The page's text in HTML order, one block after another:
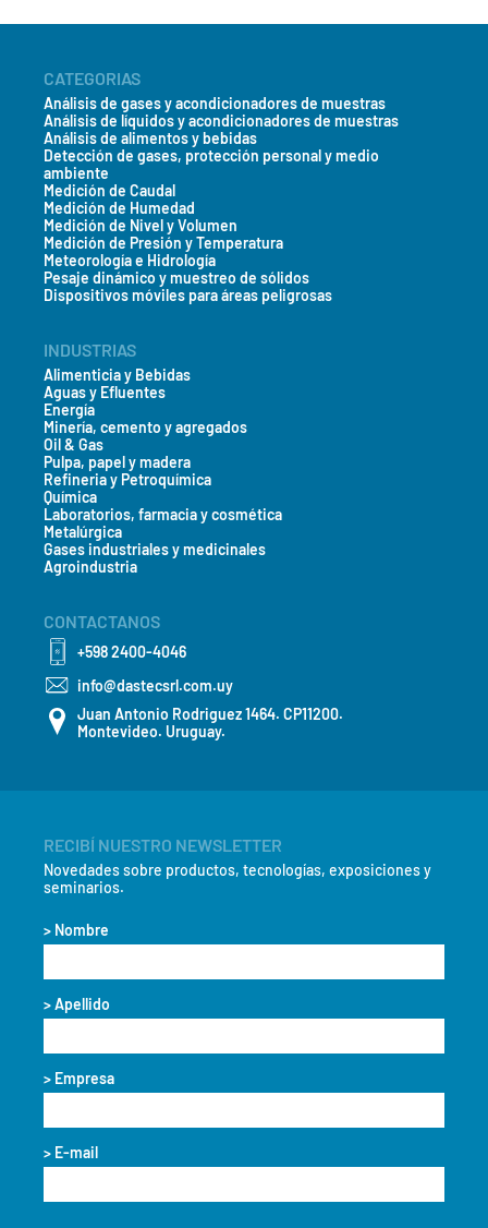
CATEGORIAS
Análisis de gases y acondicionadores de muestras
Análisis de líquidos y acondicionadores de muestras
Análisis de alimentos y bebidas
Detección de gases, protección personal y medio
ambiente
Medición de Caudal
Medición de Humedad
Medición de Nivel y Volumen
Medición de Presión y Temperatura
Meteorología e Hidrología
Pesaje dinámico y muestreo de sólidos
Dispositivos móviles para áreas peligrosas
INDUSTRIAS
Alimenticia y Bebidas
Aguas y Efluentes
Energía
Minería, cemento y agregados
Oil & Gas
Pulpa, papel y madera
Refineria y Petroquímica
Química
Laboratorios, farmacia y cosmética
Metalúrgica
Gases industriales y medicinales
Agroindustria
CONTACTANOS
+598 2400-4046
info@dastecsrl.com.uy
Juan Antonio Rodriguez 1464. CP11200.
Montevideo. Uruguay.
RECIBÍ NUESTRO NEWSLETTER
Novedades sobre productos, tecnologías, exposiciones y
seminarios.
> Nombre
> Apellido
> Empresa
> E-mail